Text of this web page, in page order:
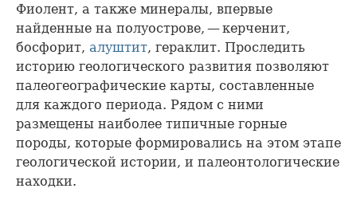
Фиолент, а также минералы, впервые
найденные на полуострове, — керченит,
босфорит, алуштит, гераклит. Проследить
историю геологического развития позволяют
палеогеографические карты, составленные
для каждого периода. Рядом с ними
размещены наиболее типичные горные
породы, которые формировались на этом этапе
геологической истории, и палеонтологические
находки.